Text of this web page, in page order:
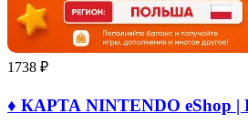
1738 ₽
♦️ КАРТА NINTENDO eShop